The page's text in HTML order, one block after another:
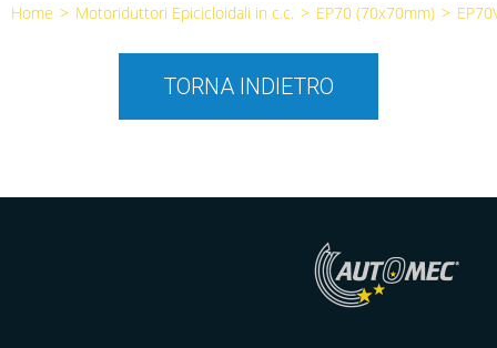
Home > Motoriduttori Epicicloidali in c.c. > EP70 (70x70mm) >
TORNA INDIETRO